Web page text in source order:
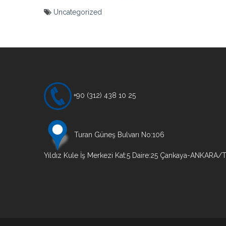
Uncategorized
+90 (312) 438 10 25
Turan Güneş Bulvarı No:106
Yıldız Kule İş Merkezi Kat:5 Daire:25 Çankaya-ANKARA/